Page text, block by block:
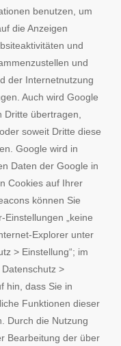
benutzen, um
die Anzeigen
und
und
der Internetnutzung
Auch wird Google
übertragen,
soweit Dritte diese
Google wird in
Daten der Google in
Cookies auf Ihrer
können Sie
„keine
Explorer unter
> Einstellung“; im
>
hin, dass Sie in
Funktionen dieser
Durch die Nutzung
Bearbeitung der über